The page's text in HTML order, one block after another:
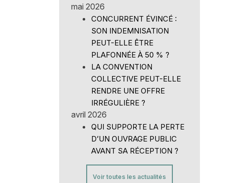
mai 2026
CONCURRENT ÉVINCÉ :
SON INDEMNISATION
PEUT-ELLE ÊTRE
PLAFONNÉE À 50 % ?
LA CONVENTION
COLLECTIVE PEUT-ELLE
RENDRE UNE OFFRE
IRRÉGULIÈRE ?
avril 2026
QUI SUPPORTE LA PERTE
D’UN OUVRAGE PUBLIC
AVANT SA RÉCEPTION ?
Voir toutes les actualités